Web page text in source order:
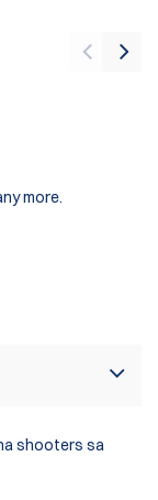
more.
shooters sa